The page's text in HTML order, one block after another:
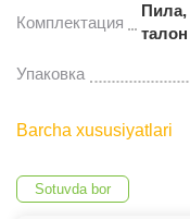
Комплектация
Пила,
Упаковка
Barcha xususiyatlari
Sotuvda bor